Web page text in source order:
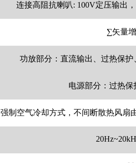
连接高阻抗喇叭: 100V定压输出
∑矢量
功放部分：直流输出、过热保
电源部分：过热
强制空气冷却方式，不间断散热风扇